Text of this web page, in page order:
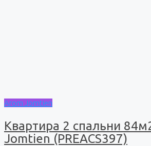
Arom Jomtien
Квартира 2 спальни
Jomtien (PREACS397)